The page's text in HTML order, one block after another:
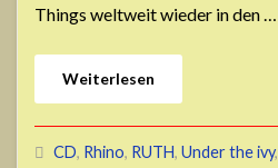
Things weltweit wieder in den …
Weiterlesen
CD, Rhino, RUTH, Under the ivy,